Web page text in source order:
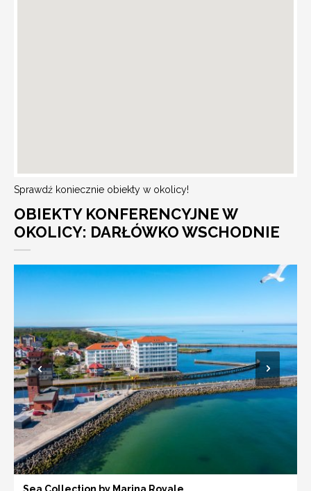
Sprawdź koniecznie obiekty w okolicy!
OBIEKTY KONFERENCYJNE W
OKOLICY: DARŁÓWKO WSCHODNIE